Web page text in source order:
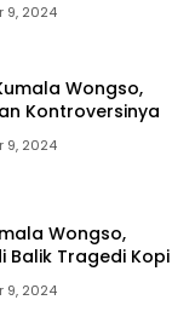
9, 2024
Wongso,
Kontroversinya
9, 2024
Wongso,
Balik Tragedi Kopi
9, 2024